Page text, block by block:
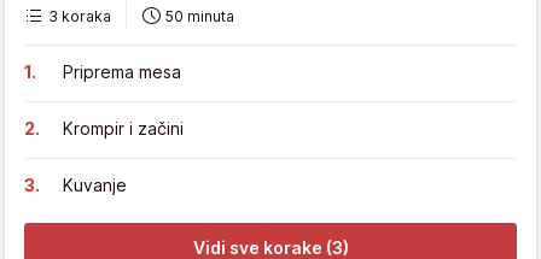
3 koraka 50 minuta
Priprema mesa
Krompir i začini
Kuvanje
Vidi sve korake (3)